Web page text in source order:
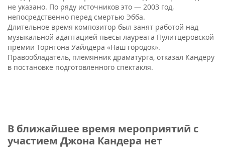
не указано. По ряду источников это — 2003 год,
непосредственно перед смертью Эбба.
Длительное время композитор был занят работой над
музыкальной адаптацией пьесы лауреата Пулитцеровской
премии Торнтона Уайлдера «Наш городок».
Правообладатель, племянник драматурга, отказал Кандеру
в постановке подготовленного спектакля.
В ближайшее время мероприятий с
участием Джона Кандера нет